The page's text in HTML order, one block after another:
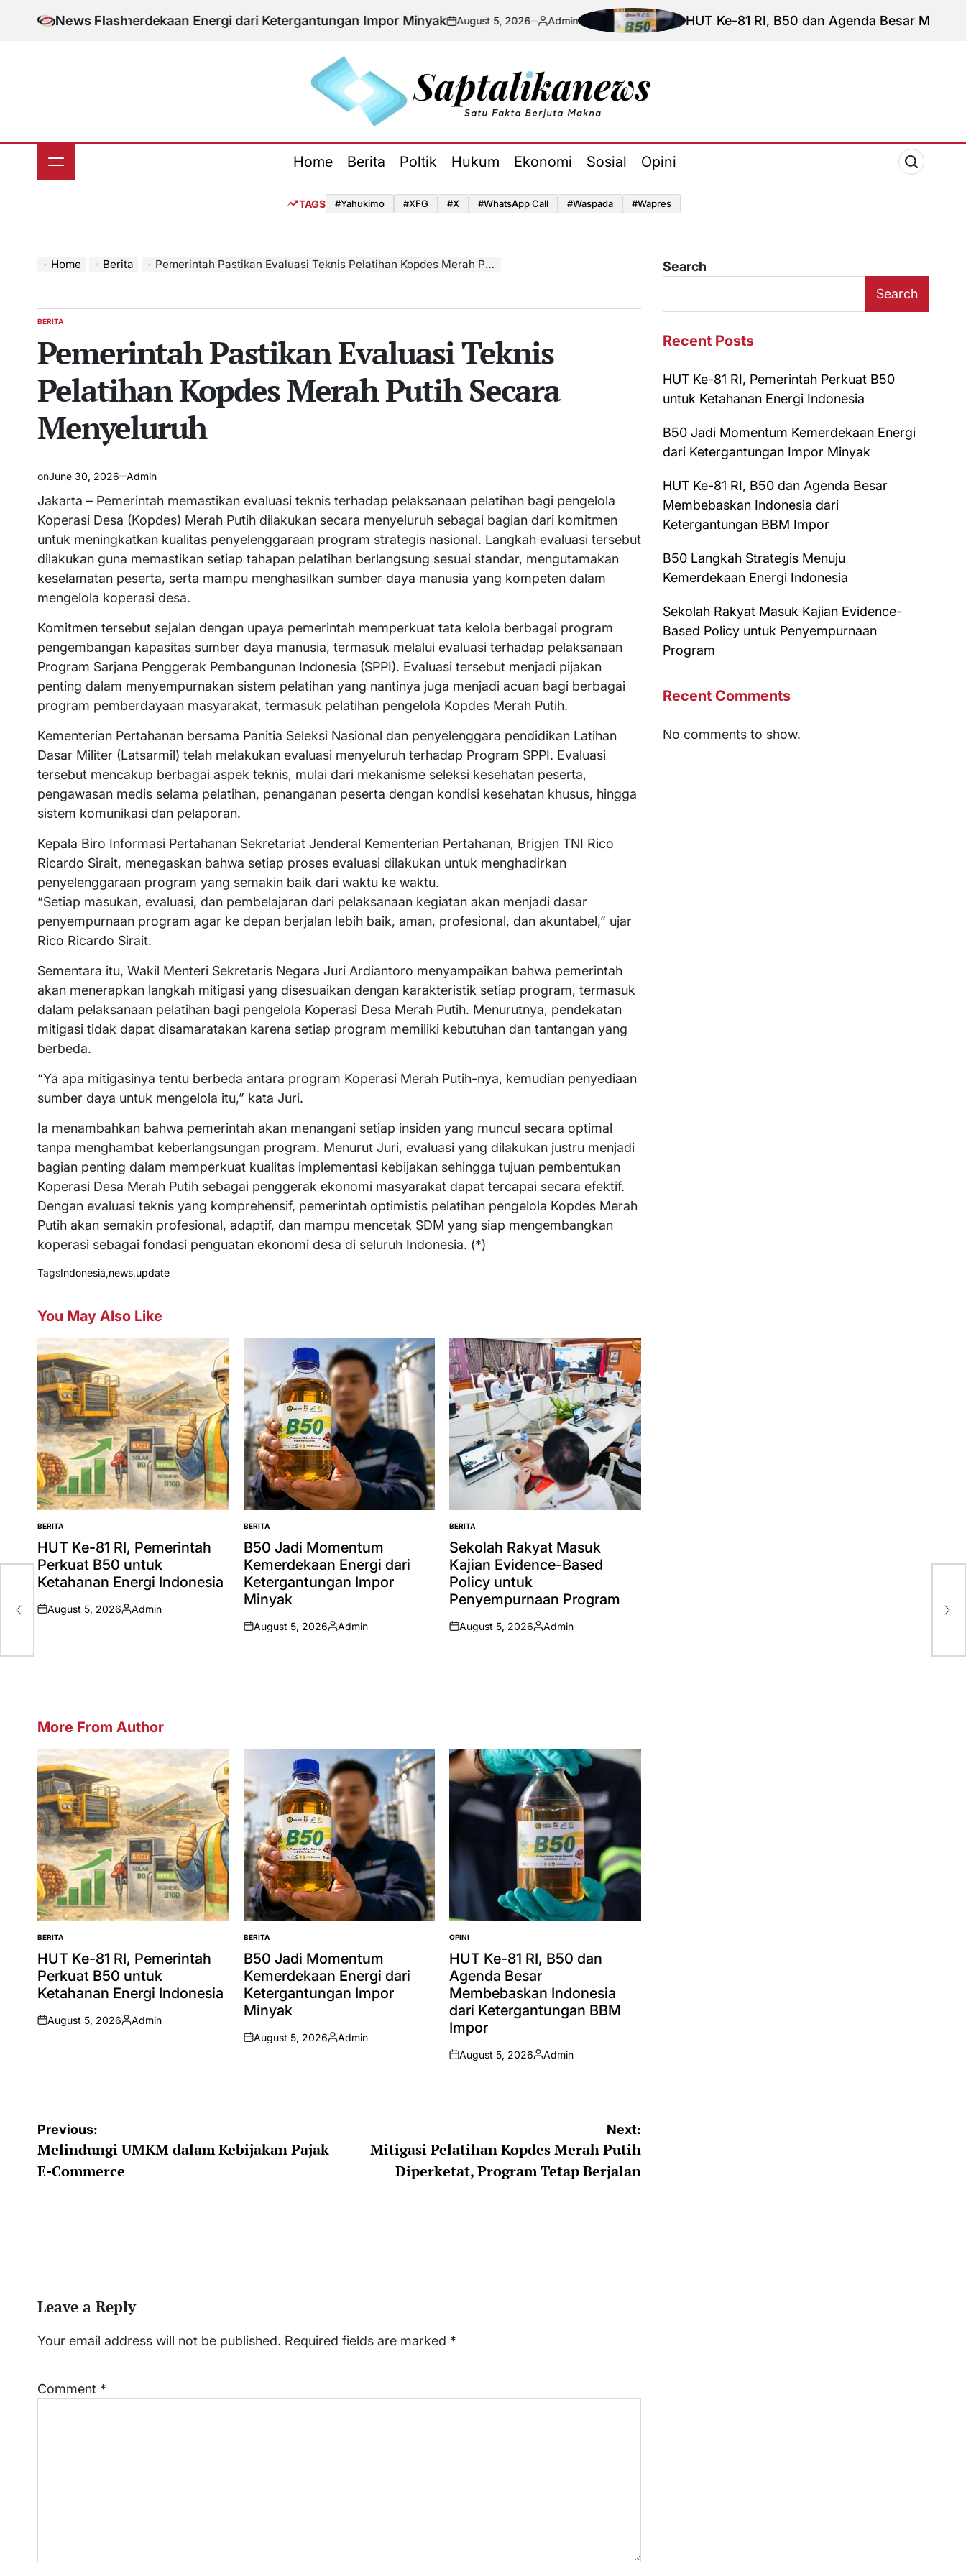
News Flash
Kemerdekaan Energi dari Ketergantungan Impor Minyakon
August 5, 2026
Posted
Admin HUT Ke-81 RI, B50 dan Agenda Besar Membebaskan
Saptalikanews.id
Home Berita Poltik Hukum Ekonomi Sosial Opini
TAGS #yahukimo #XFG #x #WhatsApp Call #waspada #Wapres
Home Berita Pemerintah Pastikan Evaluasi Teknis Pelatihan Kopdes Merah Putih Secara Menyeluruh
POSTED
BERITA
Pemerintah Pastikan Evaluasi Teknis
Pelatihan Kopdes Merah Putih Secara
Menyeluruh
onJune 30, 2026 Admin
Jakarta – Pemerintah memastikan evaluasi teknis terhadap pelaksanaan pelatihan bagi pengelola
Koperasi Desa (Kopdes) Merah Putih dilakukan secara menyeluruh sebagai bagian dari komitmen
untuk meningkatkan kualitas penyelenggaraan program strategis nasional. Langkah evaluasi tersebut
dilakukan guna memastikan setiap tahapan pelatihan berlangsung sesuai standar, mengutamakan
keselamatan peserta, serta mampu menghasilkan sumber daya manusia yang kompeten dalam
mengelola koperasi desa.
Komitmen tersebut sejalan dengan upaya pemerintah memperkuat tata kelola berbagai program
pengembangan kapasitas sumber daya manusia, termasuk melalui evaluasi terhadap pelaksanaan
Program Sarjana Penggerak Pembangunan Indonesia (SPPI). Evaluasi tersebut menjadi pijakan
penting dalam menyempurnakan sistem pelatihan yang nantinya juga menjadi acuan bagi berbagai
program pemberdayaan masyarakat, termasuk pelatihan pengelola Kopdes Merah Putih.
Kementerian Pertahanan bersama Panitia Seleksi Nasional dan penyelenggara pendidikan Latihan
Dasar Militer (Latsarmil) telah melakukan evaluasi menyeluruh terhadap Program SPPI. Evaluasi
tersebut mencakup berbagai aspek teknis, mulai dari mekanisme seleksi kesehatan peserta,
pengawasan medis selama pelatihan, penanganan peserta dengan kondisi kesehatan khusus, hingga
sistem komunikasi dan pelaporan.
Kepala Biro Informasi Pertahanan Sekretariat Jenderal Kementerian Pertahanan, Brigjen TNI Rico
Ricardo Sirait, menegaskan bahwa setiap proses evaluasi dilakukan untuk menghadirkan
penyelenggaraan program yang semakin baik dari waktu ke waktu.
“Setiap masukan, evaluasi, dan pembelajaran dari pelaksanaan kegiatan akan menjadi dasar
penyempurnaan program agar ke depan berjalan lebih baik, aman, profesional, dan akuntabel,” ujar
Rico Ricardo Sirait.
Sementara itu, Wakil Menteri Sekretaris Negara Juri Ardiantoro menyampaikan bahwa pemerintah
akan menerapkan langkah mitigasi yang disesuaikan dengan karakteristik setiap program, termasuk
dalam pelaksanaan pelatihan bagi pengelola Koperasi Desa Merah Putih. Menurutnya, pendekatan
mitigasi tidak dapat disamaratakan karena setiap program memiliki kebutuhan dan tantangan yang
berbeda.
“Ya apa mitigasinya tentu berbeda antara program Koperasi Merah Putih-nya, kemudian penyediaan
sumber daya untuk mengelola itu,” kata Juri.
Ia menambahkan bahwa pemerintah akan menangani setiap insiden yang muncul secara optimal
tanpa menghambat keberlangsungan program. Menurut Juri, evaluasi yang dilakukan justru menjadi
bagian penting dalam memperkuat kualitas implementasi kebijakan sehingga tujuan pembentukan
Koperasi Desa Merah Putih sebagai penggerak ekonomi masyarakat dapat tercapai secara efektif.
Dengan evaluasi teknis yang komprehensif, pemerintah optimistis pelatihan pengelola Kopdes Merah
Putih akan semakin profesional, adaptif, dan mampu mencetak SDM yang siap mengembangkan
koperasi sebagai fondasi penguatan ekonomi desa di seluruh Indonesia. (*)
TagsIndonesia,news,update
You May Also Like
POSTED
IN
BERITA
HUT Ke-81 RI, Pemerintah
Perkuat B50 untuk
Ketahanan Energi Indonesia
on
August 5, 2026
Posted
Admin
POSTED
IN
BERITA
B50 Jadi Momentum
Kemerdekaan Energi dari
Ketergantungan Impor
Minyak
on
August 5, 2026
Posted
Admin
POSTED
IN
BERITA
Sekolah Rakyat Masuk
Kajian Evidence-Based
Policy untuk
Penyempurnaan Program
on
August 5, 2026
Posted
Admin
More From Author
POSTED
IN
BERITA
HUT Ke-81 RI, Pemerintah
Perkuat B50 untuk
Ketahanan Energi Indonesia
on
August 5, 2026
Posted
Admin
POSTED
IN
BERITA
B50 Jadi Momentum
Kemerdekaan Energi dari
Ketergantungan Impor
Minyak
on
August 5, 2026
Posted
Admin
POSTED
IN
OPINI
HUT Ke-81 RI, B50 dan
Agenda Besar
Membebaskan Indonesia
dari Ketergantungan BBM
Impor
on
August 5, 2026
Posted
Admin
Post
navigation
Previous:
Melindungi UMKM dalam Kebijakan Pajak
E-Commerce
Next:
Mitigasi Pelatihan Kopdes Merah Putih
Diperketat, Program Tetap Berjalan
Leave a Reply
Your email address will not be published. Required fields are marked *
Comment *
Search
Search
Recent Posts
HUT Ke-81 RI, Pemerintah Perkuat B50
untuk Ketahanan Energi Indonesia
B50 Jadi Momentum Kemerdekaan Energi
dari Ketergantungan Impor Minyak
HUT Ke-81 RI, B50 dan Agenda Besar
Membebaskan Indonesia dari
Ketergantungan BBM Impor
B50 Langkah Strategis Menuju
Kemerdekaan Energi Indonesia
Sekolah Rakyat Masuk Kajian Evidence-
Based Policy untuk Penyempurnaan
Program
Recent Comments
No comments to show.